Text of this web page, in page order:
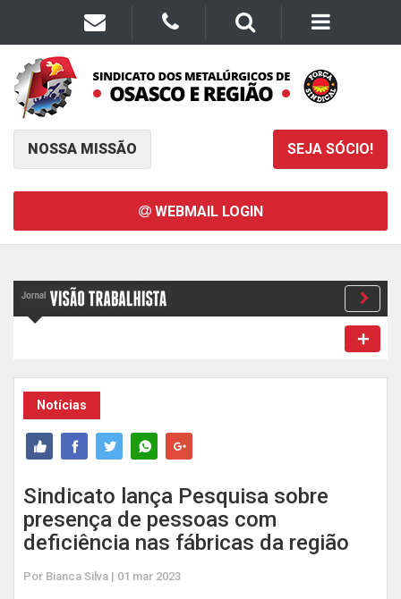
NOSSA MISSÃO SEJA SÓCIO!
WEBMAIL LOGIN
Notícias
Sindicato lança Pesquisa sobre
presença de pessoas com
deficiência nas fábricas da região
Por Bianca Silva | 01 mar 2023